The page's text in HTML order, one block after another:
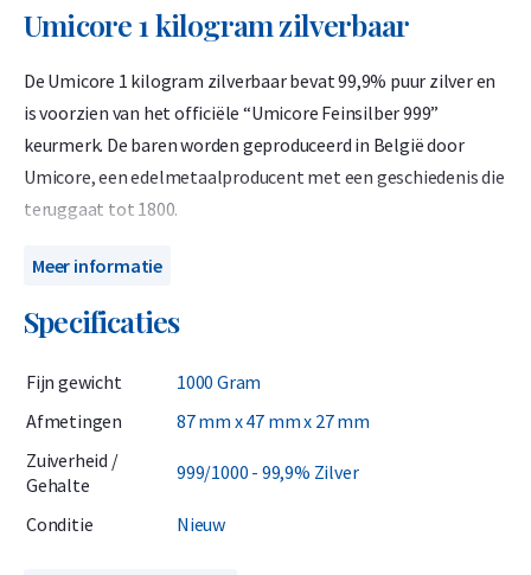
Umicore 1 kilogram zilverbaar
De Umicore 1 kilogram zilverbaar bevat 99,9% puur zilver en
is voorzien van het officiële “Umicore Feinsilber 999”
keurmerk. De baren worden geproduceerd in België door
Umicore, een edelmetaalproducent met een geschiedenis die
teruggaat tot 1800.
Umicore is sinds 1930 geaccrediteerd door de London Bullion
prestigieuze Good Delivery List. Dit betekent dat Umicore-
direct verhandeld kunnen worden.
Belangrijk om te weten
Meer informatie
Specificaties
Fijn gewicht
1000 Gram
Afmetingen
87 mm x 47 mm x 27 mm
Zuiverheid /
Gehalte
999/1000 - 99,9% Zilver
Conditie Nieuw